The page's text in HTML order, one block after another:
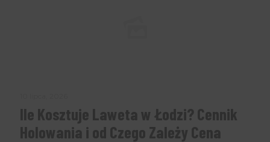
Ile Kosztuje Laweta w Łodzi? Cennik
Holowania i od Czego Zależy Cena